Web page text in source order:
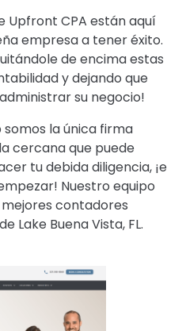
Upfront CPA están aquí
empresa a tener éxito.
de encima estas
y dejando que
su negocio!
somos la única firma
cercana que puede
tu debida diligencia, ¡e
Nuestro equipo
contadores
Lake Buena Vista, FL.